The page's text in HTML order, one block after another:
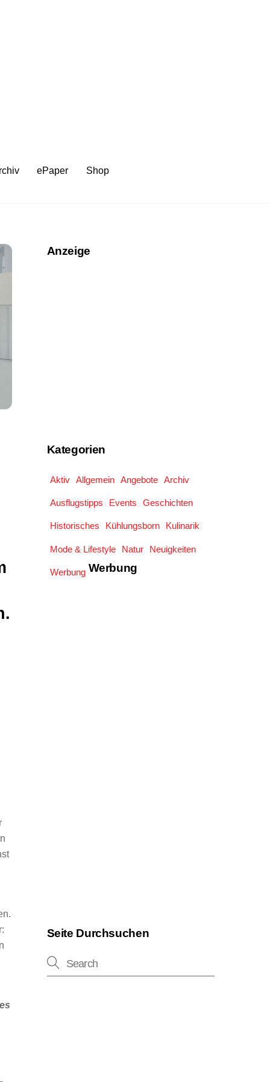
ePaper Shop
Anzeige
Kategorien
Aktiv Allgemein Angebote Archiv
Ausflugstipps Events Geschichten
Historisches Kühlungsborn Kulinarik
Mode & Lifestyle Natur Neuigkeiten
Werbung Werbung
Seite Durchsuchen